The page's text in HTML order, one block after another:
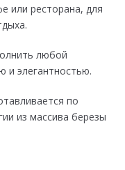
или ресторана, для
любой
и элегантностью.
по
из массива березы